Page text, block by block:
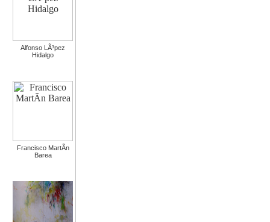
Alfonso LÃ³pez
Hidalgo
Francisco MartÃ­n
Barea